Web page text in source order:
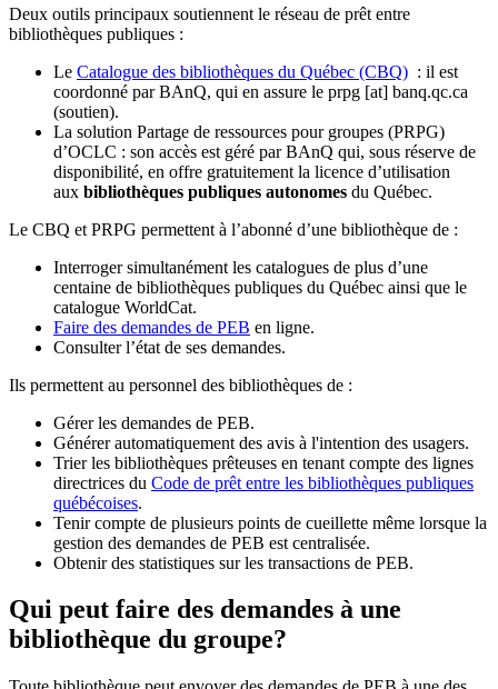
Deux outils principaux soutiennent le réseau de prêt entre
bibliothèques publiques :
Le Catalogue des bibliothèques du Québec (CBQ) : il est
coordonné par BAnQ, qui en assure le prpg [at] banq.qc.ca
(soutien).
La solution Partage de ressources pour groupes (PRPG)
d’OCLC : son accès est géré par BAnQ qui, sous réserve de
disponibilité, en offre gratuitement la licence d’utilisation
aux bibliothèques publiques autonomes du Québec.
Le CBQ et PRPG permettent à l’abonné d’une bibliothèque de :
Interroger simultanément les catalogues de plus d’une
centaine de bibliothèques publiques du Québec ainsi que le
catalogue WorldCat.
Faire des demandes de PEB en ligne.
Consulter l’état de ses demandes.
Ils permettent au personnel des bibliothèques de :
Gérer les demandes de PEB.
Générer automatiquement des avis à l'intention des usagers.
Trier les bibliothèques prêteuses en tenant compte des lignes
directrices du Code de prêt entre les bibliothèques publiques
québécoises.
Tenir compte de plusieurs points de cueillette même lorsque la
gestion des demandes de PEB est centralisée.
Obtenir des statistiques sur les transactions de PEB.
Qui peut faire des demandes à une
bibliothèque du groupe?